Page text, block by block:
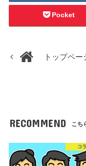
Pocket
トップペー
RECOMMEND こち
コ